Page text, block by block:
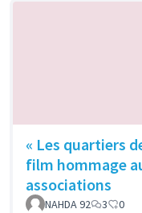
« Les quartiers
film hommage
associations
NAHDA 92 3 0